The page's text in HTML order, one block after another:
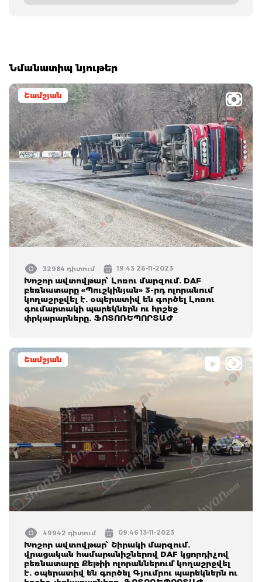
Նմանատիպ նյութեր
Շամշյան
32984 դիտում 19:43 26-11-2023
Խոշոր ավտովթար՝ Լոռու մարզում. DAF
բեռնատարը «Պուշկինյան» 3-րդ ոլորանում
կողաշրջվել է. օպերատիվ են գործել Լոռու
գումարտակի պարեկներն ու հրշեջ
փրկարարները. ՖՈՏՈՌԵՊՈՐՏԱԺ
Շամշյան
49942 դիտում 09:46 13-11-2023
Խոշոր ավտովթար՝ Շիրակի մարզում.
վրացական համարանիշներով DAF կցորդիչով
բեռնատարը Քեթիի ոլորաններում կողաշրջվել
է. օպերատիվ են գործել Գյումրու պարեկներն ու